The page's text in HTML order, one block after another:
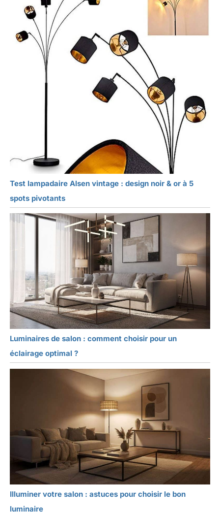
Test lampadaire Alsen vintage : design noir & or à 5
spots pivotants
Luminaires de salon : comment choisir pour un
éclairage optimal ?
Illuminer votre salon : astuces pour choisir le bon
luminaire